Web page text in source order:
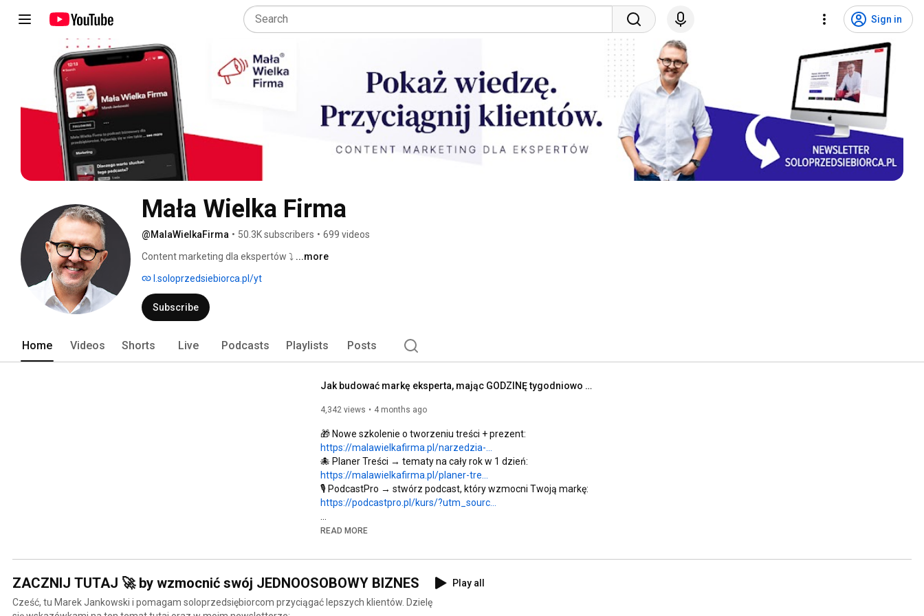
Sign in
Mała Wielka Firma
@MalaWielkaFirma • 50.3K subscribers • 699 videos
Content marketing dla ekspertów ⤵️ ...more
l.soloprzedsiebiorca.pl/yt
Subscribe
Home Videos Shorts Live Podcasts Playlists Posts
Jak budować markę eksperta, mając GODZINĘ tygodniowo na content?
4,342 views 4 months ago
https://malawielkafirma.pl/narzedzia-...
https://malawielkafirma.pl/planer-tre...
https://podcastpro.pl/kurs/?utm_sourc...
Masz wiedzę i doświadczenie, ale brakuje Ci rozpoznawalności
przepełnionym kalendarzu. „Nie mam czasu” to symptom
stoi w miejscu, a klienci trafiają do mniej kompetentnej
konkurencji. W tym odcinku dowiesz się, jak zbudować
READ MORE
ZACZNIJ TUTAJ 🚀 by wzmocnić swój JEDNOOSOBOWY BIZNES
Play all
Cześć, tu Marek Jankowski i pomagam soloprzedsiębiorcom przyciągać lepszych klientów. Dzielę